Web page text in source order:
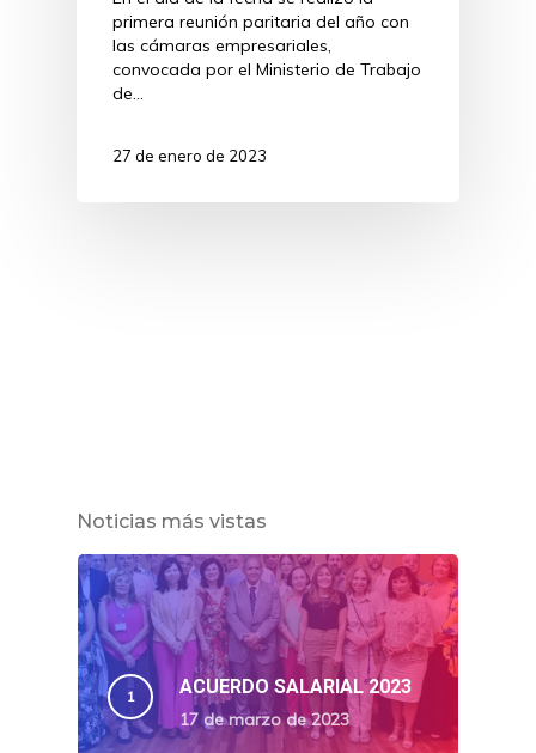
primera reunión paritaria del año con
las cámaras empresariales,
convocada por el Ministerio de Trabajo
de…
27 de enero de 2023
Noticias más vistas
ACUERDO SALARIAL 2023
17 de marzo de 2023